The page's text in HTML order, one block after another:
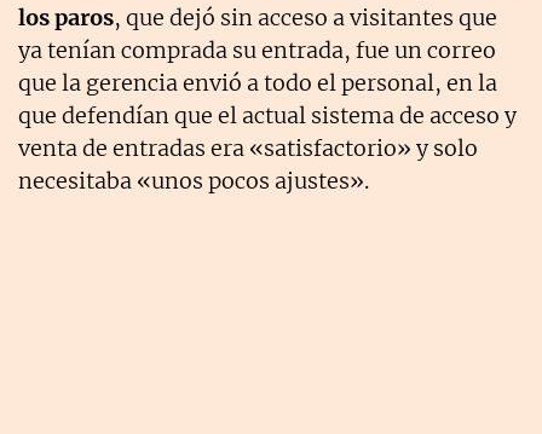
los paros, que dejó sin acceso a visitantes que
ya tenían comprada su entrada, fue un correo
que la gerencia envió a todo el personal, en la
que defendían que el actual sistema de acceso y
venta de entradas era «satisfactorio» y solo
necesitaba «unos pocos ajustes».